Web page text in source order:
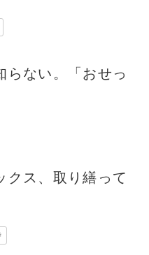
らない。「おせっ
クス、取り繕って